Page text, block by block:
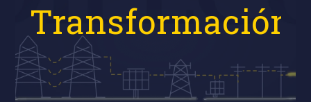
Buscar
Transformación